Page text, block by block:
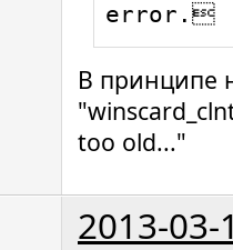
error.
В принципе
too old..."
2013-03-